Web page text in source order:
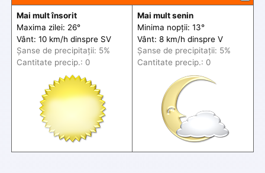
Mai mult însorit
Maxima zilei: 26°
Vânt: 10 km/h dinspre SV
Șanse de precipitații: 5%
Cantitate precip.: 0
Mai mult senin
Minima nopții: 13°
Vânt: 8 km/h dinspre V
Șanse de precipitații: 5%
Cantitate precip.: 0